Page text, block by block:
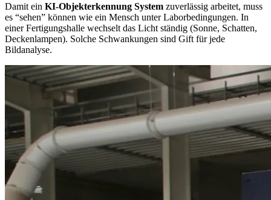
Damit ein KI-Objekterkennung System zuverlässig arbeitet, muss
es “sehen” können wie ein Mensch unter Laborbedingungen. In
einer Fertigungshalle wechselt das Licht ständig (Sonne, Schatten,
Deckenlampen). Solche Schwankungen sind Gift für jede
Bildanalyse.